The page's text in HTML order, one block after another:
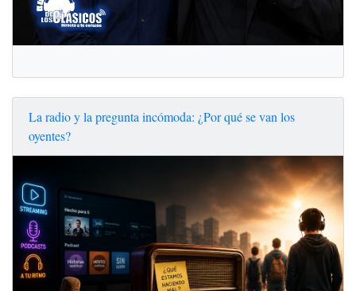
La radio y la pregunta incómoda: ¿Por qué se van los
oyentes?